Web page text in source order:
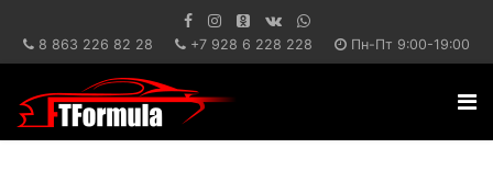
8 863 226 82 28 +7 928 6 228 228 Пн-Пт 9:00-19:00